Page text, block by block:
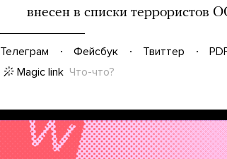
внесен в списки
Телеграм Фейсбук Твиттер
Magic link Что-что?